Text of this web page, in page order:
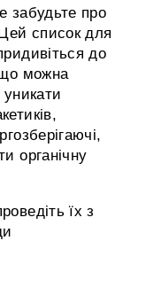
забудьте про
список для
до
можна
органічну
їх з